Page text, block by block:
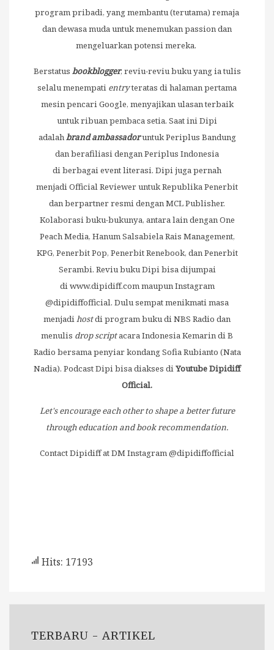
program pribadi, yang membantu (terutama) remaja
dan dewasa muda untuk menemukan passion dan
mengeluarkan potensi mereka.
Berstatus bookblogger, reviu-reviu buku yang ia tulis
selalu menempati entryteratas di halaman pertama
mesin pencari Google, menyajikan ulasan terbaik
untuk ribuan pembaca setia. Saat ini Dipi
adalahbrand ambassadoruntuk Periplus Bandung
dan berafiliasi dengan Periplus Indonesia
di berbagai event literasi. Dipi juga pernah
menjadi Official Reviewer untuk Republika Penerbit
dan berpartner resmi dengan MCL Publisher.
Kolaborasi buku-bukunya, antara lain dengan One
Peach Media, Hanum Salsabiela Rais Management,
KPG, Penerbit Pop, Penerbit Renebook, dan Penerbit
Serambi. Reviu buku Dipi bisa dijumpai
diwww.dipidiff.commaupun Instagram
@dipidiffofficial. Dulu sempat menikmati masa
menjadihostdi program buku di NBS Radio dan
menulis drop scriptacara Indonesia Kemarin di B
Radio bersama penyiar kondang Sofia Rubianto (Nata
Nadia). Podcast Dipi bisa diakses diYoutube Dipidiff
Official.
Let's encourage each other to shape a better future
through education and book recommendation.
Contact Dipidiff at DM Instagram @dipidiffofficial
Hits: 17193
TERBARU - ARTIKEL